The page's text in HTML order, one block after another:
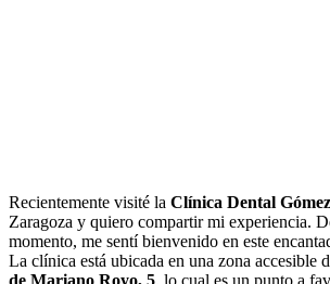
Recientemente visité la Clínica Dental
Zaragoza y quiero compartir mi experiencia.
momento, me sentí bienvenido en este
La clínica está ubicada en una zona accesible
de Mariano Royo, 5, lo cual es un punto a